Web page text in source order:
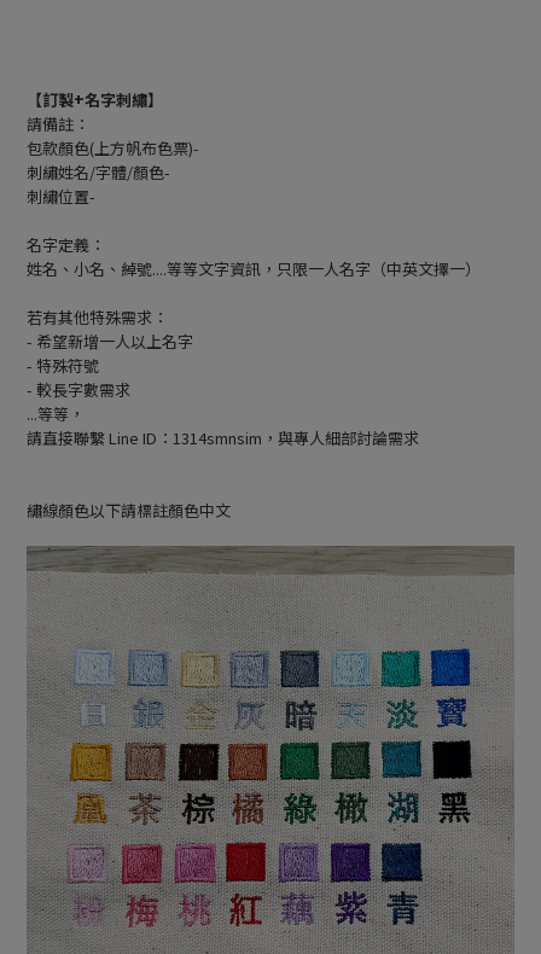
【訂製+名字刺繡】
請備註：
包款顏色(上方帆布色票)-
刺繡姓名/字體/顏色-
刺繡位置-
名字定義：
姓名、小名、綽號....等等文字資訊，只限一人名字（中英文擇一）
若有其他特殊需求：
- 希望新增一人以上名字
- 特殊符號
- 較長字數需求
...等等，
請直接聯繫 Line ID：1314smnsim，與專人細部討論需求
繡線顏色以下請標註顏色中文